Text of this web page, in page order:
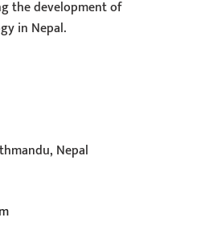
the development of
in Nepal.
Nepal